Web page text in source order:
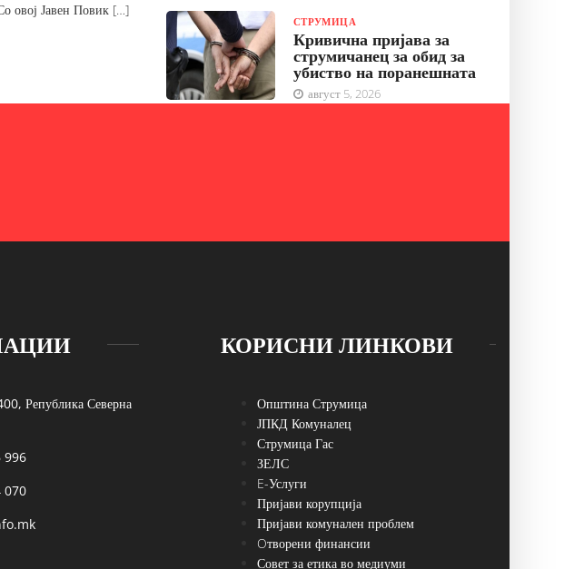
овој Јавен Повик […]
СТРУМИЦА
Кривична пријава за
струмичанец за обид за
убиство на поранешната
август 5, 2026
Република Северна
996
070
КОРИСНИ ЛИНКОВИ
Општина Струмица
ЈПКД Комуналец
Струмица Гас
ЗЕЛС
E-Услуги
Пријави корупција
Пријави комунален проблем
Oтворени финансии
Совет за етика во медиуми